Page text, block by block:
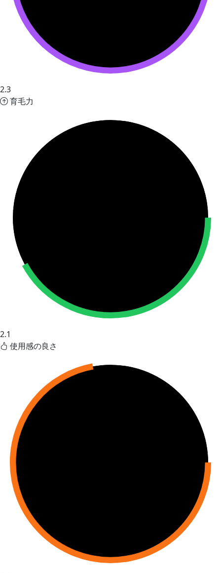
2.3
育毛力
2.1
使用感の良さ